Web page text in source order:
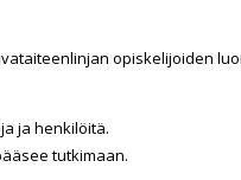
opiskelijoiden
ja henkilöitä.
tutkimaan.